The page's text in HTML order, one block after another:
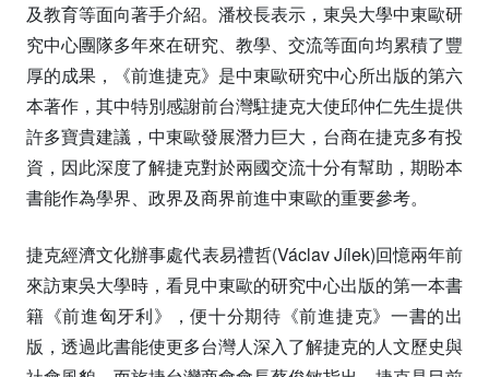
及教育等面向著手介紹。潘校長表示，東吳大學中東歐研
究中心團隊多年來在研究、教學、交流等面向均累積了豐
厚的成果，《前進捷克》是中東歐研究中心所出版的第六
本著作，其中特別感謝前台灣駐捷克大使邱仲仁先生提供
許多寶貴建議，中東歐發展潛力巨大，台商在捷克多有投
資，因此深度了解捷克對於兩國交流十分有幫助，期盼本
書能作為學界、政界及商界前進中東歐的重要參考。
捷克經濟文化辦事處代表易禮哲(Václav Jílek)回憶兩年前
來訪東吳大學時，看見中東歐的研究中心出版的第一本書
籍《前進匈牙利》，便十分期待《前進捷克》一書的出
版，透過此書能使更多台灣人深入了解捷克的人文歷史與